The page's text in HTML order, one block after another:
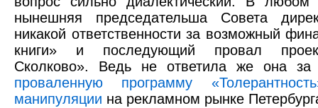
нынешняя председательша Совета
никакой ответственности за возможный
книги» и последующий провал
Сколково». Ведь не ответила же она за
проваленную программу
манипуляции на рекламном рынке